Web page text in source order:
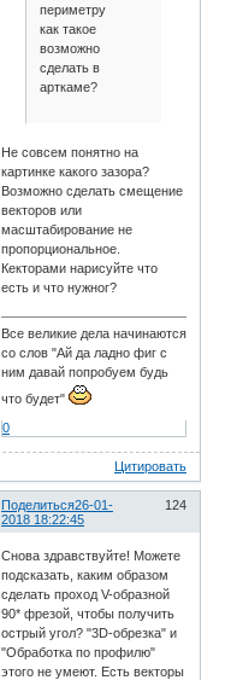
периметру
как такое
возможно
сделать в
арткаме?
Не совсем понятно на
картинке какого зазора?
Возможно сделать смещение
векторов или
масштабирование не
пропорциональное.
Кекторами нарисуйте что
есть и что нужног?
Все великие дела начинаются
со слов "Ай да ладно фиг с
ним давай попробуем будь
что будет"
0
Цитировать
Поделиться 124
26-01-
2018 18:22:45
Снова здравствуйте! Можете
подсказать, каким образом
сделать проход V-образной
90* фрезой, чтобы получить
острый угол? "3D-обрезка" и
"Обработка по профилю"
этого не умеют. Есть векторы